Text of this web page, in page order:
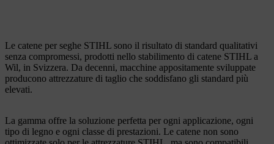
Le catene per seghe STIHL sono il risultato di standard qualitativi
senza compromessi, prodotti nello stabilimento di catene STIHL a
Wil, in Svizzera. Da decenni, macchine appositamente sviluppate
producono attrezzature di taglio che soddisfano gli standard più
elevati.
La gamma offre la soluzione perfetta per ogni applicazione, ogni
tipo di legno e ogni classe di prestazioni. Le catene non sono